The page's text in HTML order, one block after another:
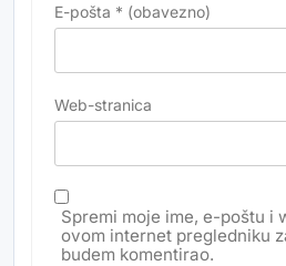
E-pošta * (obavezno)
Web-stranica
Spremi moje ime, e-poštu i
ovom internet pregledniku
budem komentirao.